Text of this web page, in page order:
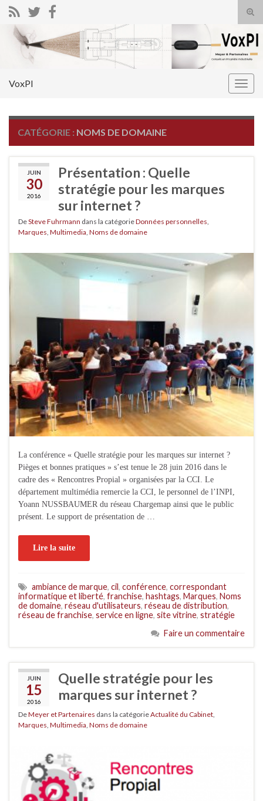
Search for:
VoxPI
CATÉGORIE : NOMS DE DOMAINE
JUIN
30
2016
Présentation : Quelle
stratégie pour les marques
sur internet ?
DeSteve Fuhrmann dans la catégorieDonnées personnelles
Marques Multimedia Noms de domaine
La conférence « Quelle stratégie pour les marques sur internet ?
Pièges et bonnes pratiques » s’est tenue le 28 juin 2016 dans le
cadre des « Rencontres Propial » organisées par la CCI. Le
département multimédia remercie la CCI, le personnel de l’INPI,
Yoann NUSSBAUMER du réseau Chargemap ainsi que le public
présent. Le support de présentation de …
Lire la suite
ambiance de marque, cil, conférence, correspondant
informatique et liberté, franchise, hashtags, Marques, Noms
de domaine, réseau d'utilisateurs, réseau de distribution,
réseau de franchise, service en ligne, site vitrine, stratégie
Faire un commentaire
JUIN
15
2016
Quelle stratégie pour les
marques sur internet ?
DeMeyer et Partenaires dans la catégorieActualité du Cabinet
Marques Multimedia Noms de domaine